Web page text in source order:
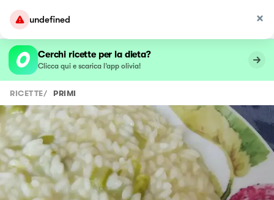
undefined
Cerchi ricette per la dieta?
Clicca qui e scarica l’app olivia!
RICETTE/ PRIMI